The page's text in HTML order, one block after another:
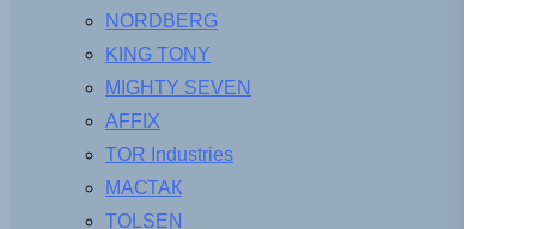
NORDBERG
KING TONY
MIGHTY SEVEN
AFFIX
TOR Industries
МАСТАК
TOLSEN